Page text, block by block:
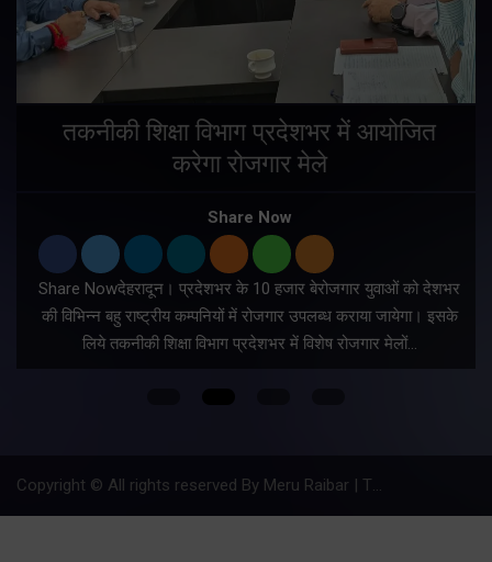
तकनीकी शिक्षा विभाग प्रदेशभर में आयोजित
करेगा रोजगार मेले
Share Now
Share Nowदेहरादून। प्रदेशभर के 10 हजार बेरोजगार युवाओं को देशभर
की विभिन्न बहु राष्ट्रीय कम्पनियों में रोजगार उपलब्ध कराया जायेगा। इसके
लिये तकनीकी शिक्षा विभाग प्रदेशभर में विशेष रोजगार मेलों…
Copyright © All rights reserved By Meru Raibar | Theme by